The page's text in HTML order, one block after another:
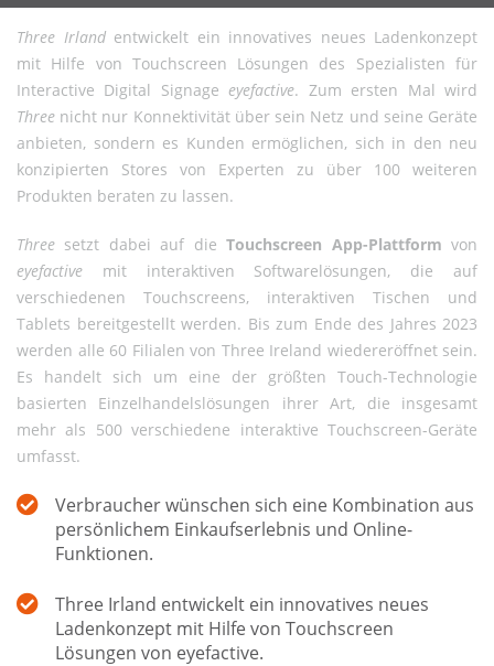
Three Irlandentwickelt ein innovatives neues Ladenkonzept
mit Hilfe von Touchscreen Lösungen des Spezialisten für
Interactive Digital Signage eyefactive. Zum ersten Mal wird
Three nicht nur Konnektivität über sein Netz und seine Geräte
anbieten, sondern es Kunden ermöglichen, sich in den neu
konzipierten Stores von Experten zu über 100 weiteren
Produkten beraten zu lassen.
Three setzt dabei auf dieTouchscreen App-Plattform von
eyefactive mit interaktiven Softwarelösungen, die auf
verschiedenen Touchscreens, interaktiven Tischen und
Tablets bereitgestellt werden. Bis zum Ende des Jahres 2023
werden alle 60 Filialen von Three Ireland wiedereröffnet sein.
Es handelt sich um eine der größten Touch-Technologie
basierten Einzelhandelslösungen ihrer Art, die insgesamt
mehr als 500 verschiedene interaktive Touchscreen-Geräte
umfasst.
Verbraucher wünschen sich eine Kombination aus
persönlichem Einkaufserlebnis und Online-
Funktionen.
Three Irland entwickelt ein innovatives neues
Ladenkonzept mit Hilfe von Touchscreen
Lösungen von eyefactive.